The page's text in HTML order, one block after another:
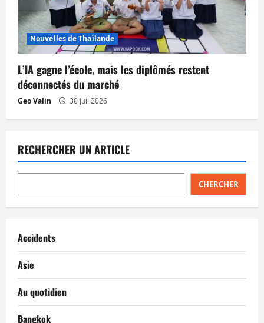
Nouvelles de Thaïlande
L’IA gagne l’école, mais les diplômés restent
déconnectés du marché
Geo Valin 30 Juil 2026
RECHERCHER UN ARTICLE
CHERCHER
Accidents
Asie
Au quotidien
Bangkok